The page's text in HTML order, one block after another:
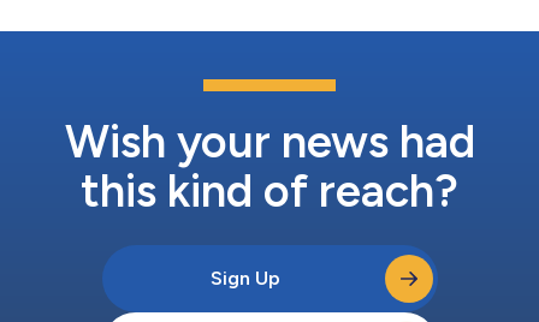
的赎回溢价以及本次发行和赎回的相关费用与支出。 2034年票据
期。本批票据均按面值发行。本批票据在发行初期将不获得发行人
任何子公司的担保。未来，若发行方的某些子公司产生或担保了特
Wish your news had
this kind of reach?
Sign Up